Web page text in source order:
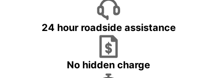
24 hour roadside assistance
No hidden charge